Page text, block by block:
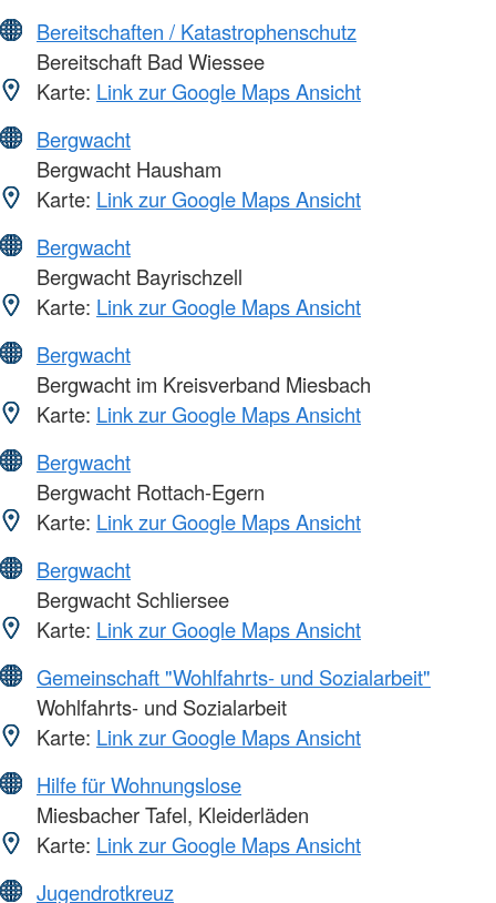
Bereitschaften / Katastrophenschutz
Bereitschaft Bad Wiessee
Karte: Link zur Google Maps Ansicht
Bergwacht
Bergwacht Hausham
Karte: Link zur Google Maps Ansicht
Bergwacht
Bergwacht Bayrischzell
Karte: Link zur Google Maps Ansicht
Bergwacht
Bergwacht im Kreisverband Miesbach
Karte: Link zur Google Maps Ansicht
Bergwacht
Bergwacht Rottach-Egern
Karte: Link zur Google Maps Ansicht
Bergwacht
Bergwacht Schliersee
Karte: Link zur Google Maps Ansicht
Gemeinschaft "Wohlfahrts- und Sozialarbeit"
Wohlfahrts- und Sozialarbeit
Karte: Link zur Google Maps Ansicht
Hilfe für Wohnungslose
Miesbacher Tafel, Kleiderläden
Karte: Link zur Google Maps Ansicht
Jugendrotkreuz